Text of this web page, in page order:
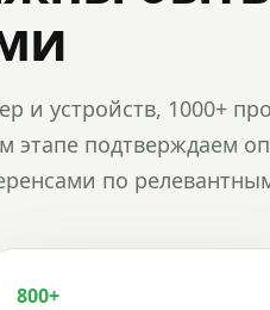
и устройств, 1000+
этапе подтверждаем
по
800+